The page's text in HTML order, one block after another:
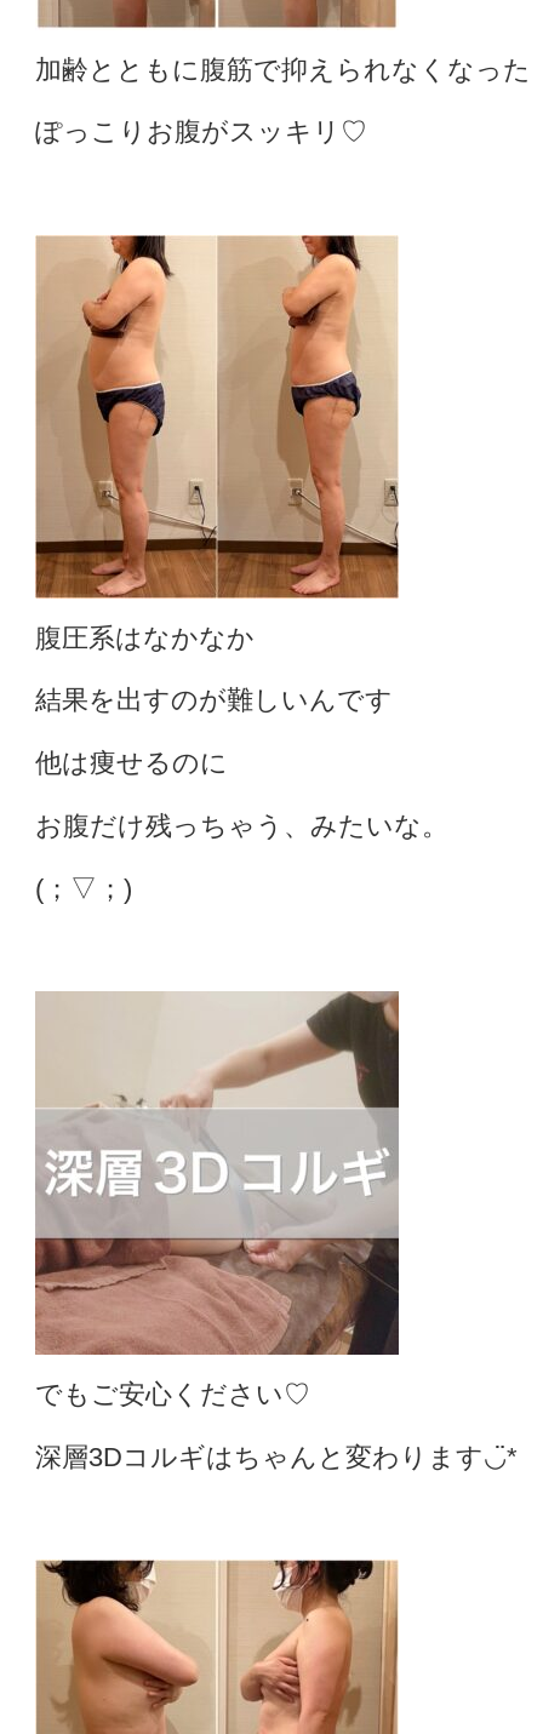
加齢とともに腹筋で抑えられなくなった
ぽっこりお腹がスッキリ♡
腹圧系はなかなか
結果を出すのが難しいんです
他は痩せるのに
お腹だけ残っちゃう、みたいな。
(；▽；)
でもご安心ください♡
深層3Dコルギはちゃんと変わります◡̈︎*